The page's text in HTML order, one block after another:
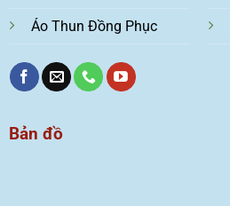
Áo Thun Đồng Phục
Bản đồ